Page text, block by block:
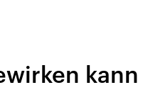
Iran
kann